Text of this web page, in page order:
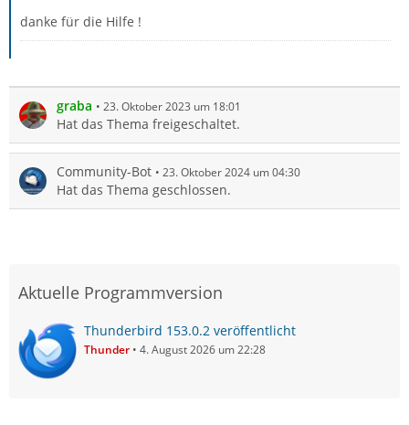
danke für die Hilfe !
graba 23. Oktober 2023 um 18:01
Hat das Thema freigeschaltet.
Community-Bot 23. Oktober 2024 um 04:30
Hat das Thema geschlossen.
Aktuelle Programmversion
Thunderbird 153.0.2 veröffentlicht
Thunder 4. August 2026 um 22:28